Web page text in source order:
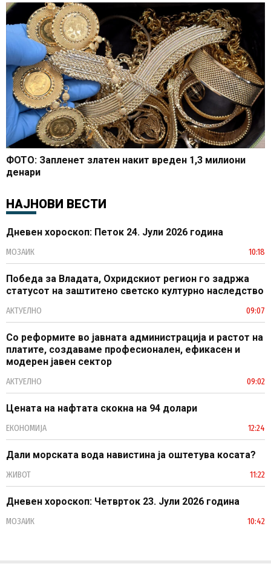
ФОТО: Запленет златен накит вреден 1,3 милиони
денари
НАЈНОВИ ВЕСТИ
Дневен хороскоп: Петок 24. Јули 2026 година
МОЗАИК 10:18
Победа за Владата, Охридскиот регион го задржа
статусот на заштитено светско културно наследство
АКТУЕЛНО 09:07
Со реформите во јавната администрација и растот на
платите, создаваме професионален, ефикасен и
модерен јавен сектор
АКТУЕЛНО 09:02
Цената на нафтата скокна на 94 долари
ЕКОНОМИЈА 12:24
Дали морската вода навистина ја оштетува косата?
ЖИВОТ 11:22
Дневен хороскоп: Четврток 23. Јули 2026 година
МОЗАИК 10:42